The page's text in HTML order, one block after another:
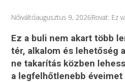
Nőiváltóaugusztus 9, 2026Rovat: Ez
Ez a buli nem akart több
tér, alkalom és lehetőség
ne takarítás közben
a legfelhőtlenebb éveimet